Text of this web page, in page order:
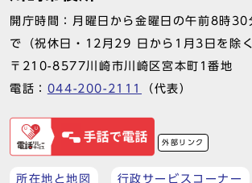
開庁時間：月曜日から金曜日の午前8時30
で（祝休日・12月29 日から1月3日を除く
〒210-8577川崎市川崎区宮本町1番地
電話： 044-200-2111 （代表）
外部リンク
所在地と地図 行政サービスコーナー